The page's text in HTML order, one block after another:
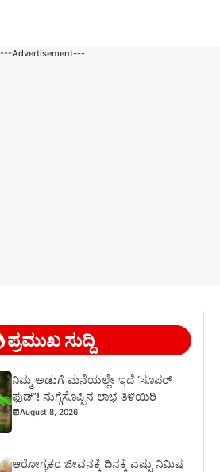
---Advertisement---
ಪ್ರಮುಖ ಸುದ್ದಿ
ನಿಮ್ಮ ಅಡುಗೆ ಮನೆಯಲ್ಲೇ ಇದೆ ‘ಸೂಪರ್
ಫುಡ್’! ನುಗ್ಗೆಸೊಪ್ಪಿನ ಲಾಭ ತಿಳಿಯಿರಿ
August 8, 2026
ಆರೋಗ್ಯಕರ ಜೀವನಕ್ಕೆ ದಿನಕ್ಕೆ ಎಷ್ಟು ನಿಮಿಷ